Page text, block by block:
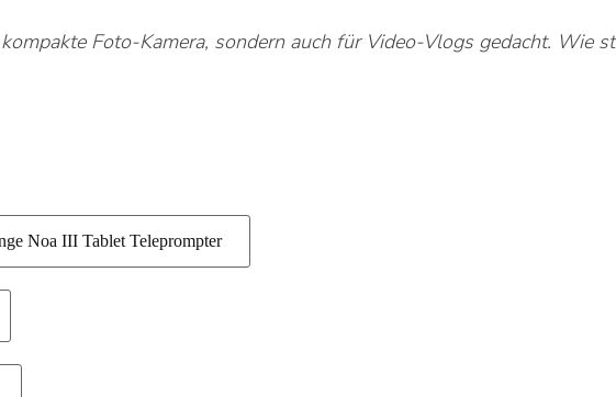
Foto-Kamera, sondern auch für Video-Vlogs gedacht. Wie
Noa III Tablet Teleprompter